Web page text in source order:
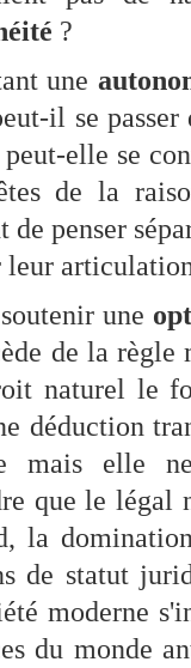
?
une
il se
elle se
de la
de penser
leur
une
de la règle
naturel le
déduction
mais elle
que le légal
la
de statut
moderne
du monde